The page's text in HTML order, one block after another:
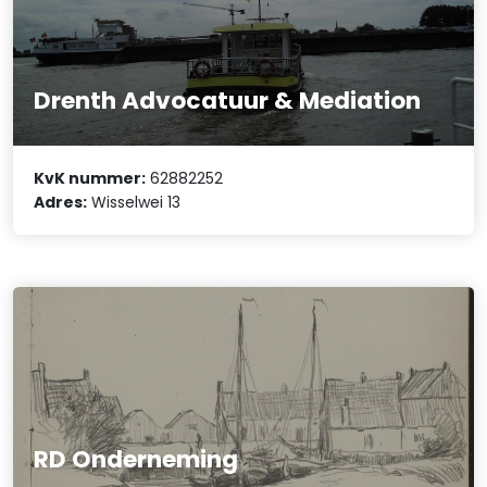
Drenth Advocatuur & Mediation
KvK nummer: 62882252
Adres: Wisselwei 13
RD Onderneming